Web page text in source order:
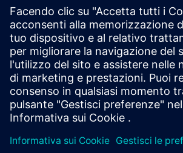
Simcenter HEEDS
Automates design exploration and
connecting CAD and CAE tools to
concepts faster and at lower cost.